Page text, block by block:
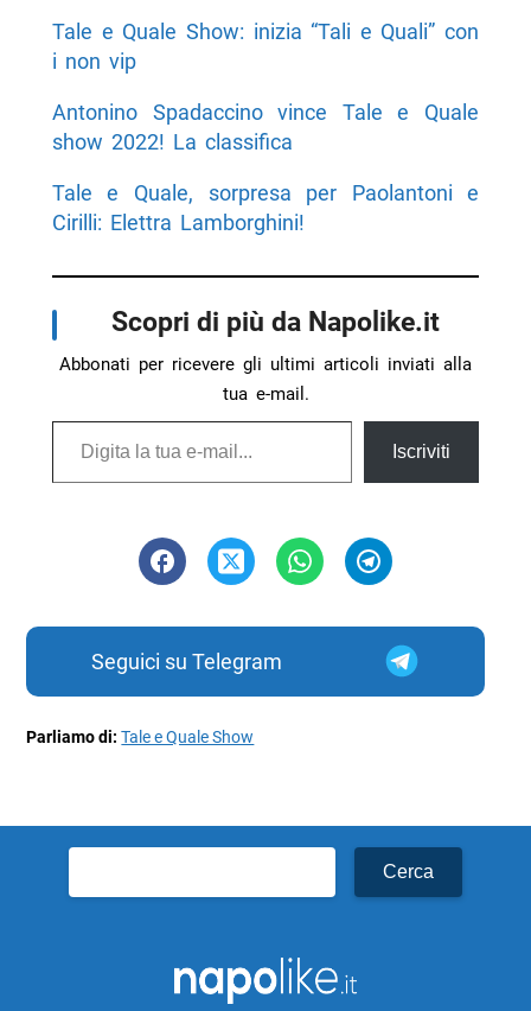
Tale e Quale Show: inizia “Tali e Quali” con
i non vip
Antonino Spadaccino vince Tale e Quale
show 2022! La classifica
Tale e Quale, sorpresa per Paolantoni e
Cirilli: Elettra Lamborghini!
Scopri di più da Napolike.it
Abbonati per ricevere gli ultimi articoli inviati alla
tua e-mail.
Digita la tua e-mail...
Iscriviti
Seguici su Telegram
Parliamo di:Tale e Quale Show
per: